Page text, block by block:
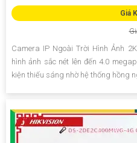
Giá
Camera IP Ngoài Trời Hình Ảnh
hình ảnh sắc nét lên đến 4.0
kiện thiếu sáng nhờ hệ thống hồng